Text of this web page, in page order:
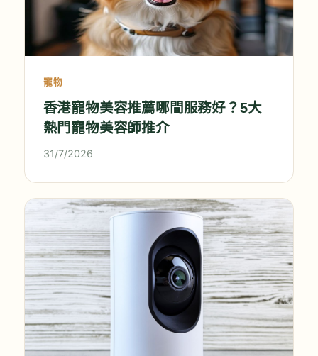
寵物
香港寵物美容推薦哪間服務好？5大
熱門寵物美容師推介
31/7/2026